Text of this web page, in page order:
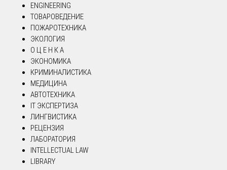
ENGINEERING
ТОВАРОВЕДЕНИЕ
ПОЖАРОТЕХНИКА
ЭКОЛОГИЯ
О Ц Е Н К А
ЭКОНОМИКА
КРИМИНАЛИСТИКА
МЕДИЦИНА
АВТОТЕХНИКА
IT ЭКСПЕРТИЗА
ЛИНГВИСТИКА
РЕЦЕНЗИЯ
ЛАБОРАТОРИЯ
INTELLECTUAL LAW
LIBRARY